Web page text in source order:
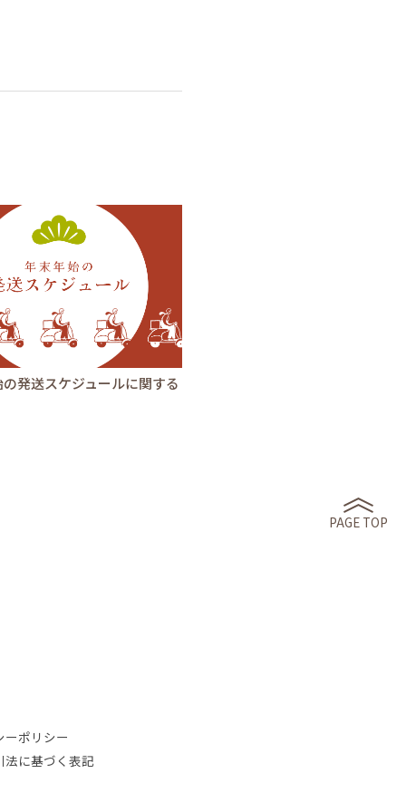
発送スケジュールに関する
PAGE TOP
ーポリシー
法に基づく表記